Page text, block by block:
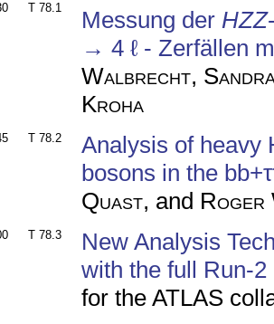
T 78.1 Messung der HZZ
→ 4 ℓ - Zerfällen
Walbrecht,
Kroha
T 78.2
Analysis of heavy
bosons in the
Quast, and
T 78.3
New Analysis
with the full Run-2
for the ATLAS